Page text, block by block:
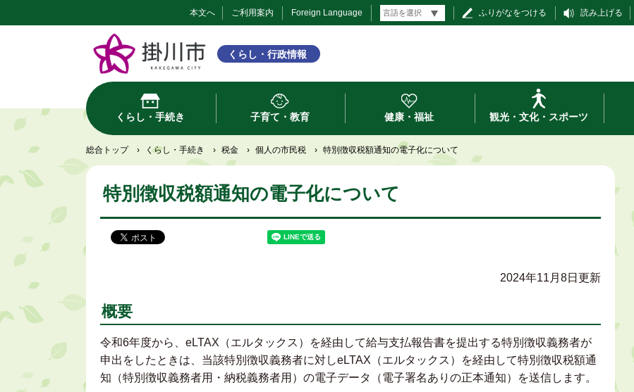
本文へ ご利用案内 Foreign Language ふりがなをつける 読み上げる
くらし・行政情報
くらし・手続き 子育て・教育 健康・福祉 観光・文化・スポーツ
総合トップ › くらし・手続き › 税金 › 個人の市民税 › 特別徴収税額通知の電子化について
特別徴収税額通知の電子化について
2024年11月8日更新
概要
令和6年度から、eLTAX（エルタックス）を経由して給与支払報告書を提出する特別徴収義務者が
申出をしたときは、当該特別徴収義務者に対しeLTAX（エルタックス）を経由して特別徴収税額通
知（特別徴収義務者用・納税義務者用）の電子データ（電子署名ありの正本通知）を送信します。